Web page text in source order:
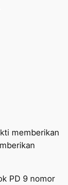
memberikan
PD 9 nomor